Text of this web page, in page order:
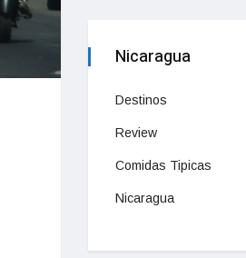
Nicaragua
Destinos
Review
Comidas Tipicas
Nicaragua